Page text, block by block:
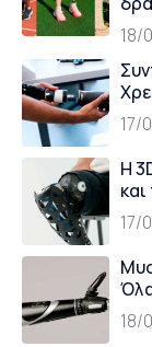
18/
17/
Η
17/
18/